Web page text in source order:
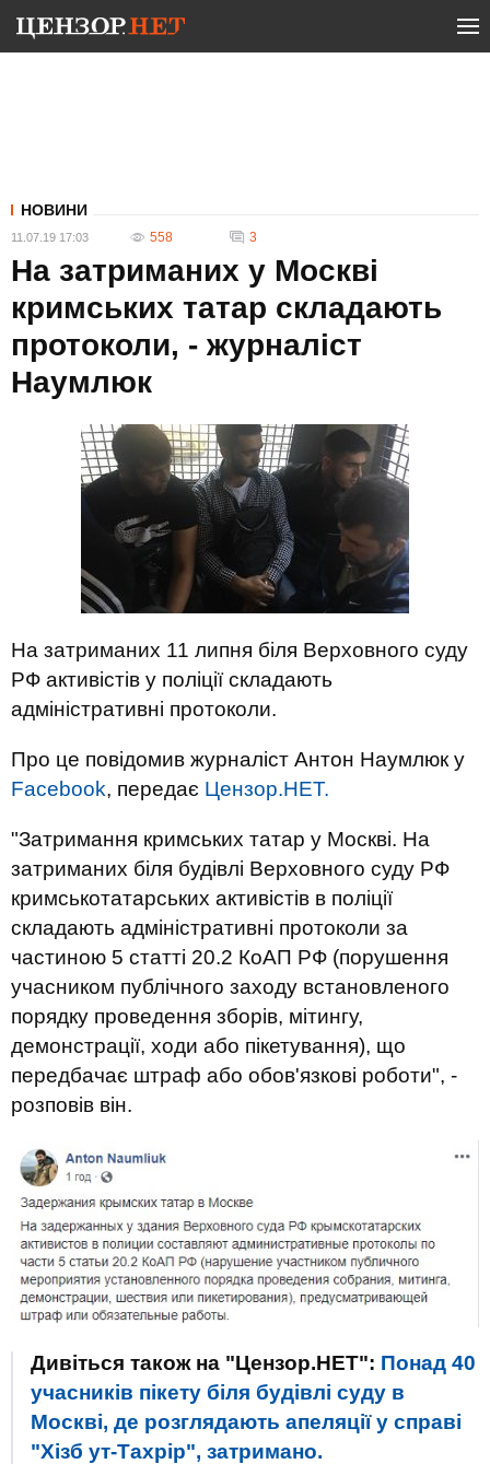
НОВИНИ
11.07.19 17:03 558 3
На затриманих у Москві
кримських татар складають
протоколи, - журналіст
Наумлюк
На затриманих 11 липня біля Верховного суду
РФ активістів у поліції складають
адміністративні протоколи.
Про це повідомив журналіст Антон Наумлюк у
Facebook, передає Цензор.НЕТ.
"Затримання кримських татар у Москві. На
затриманих біля будівлі Верховного суду РФ
кримськотатарських активістів в поліції
складають адміністративні протоколи за
частиною 5 статті 20.2 КоАП РФ (порушення
учасником публічного заходу встановленого
порядку проведення зборів, мітингу,
демонстрації, ходи або пікетування), що
передбачає штраф або обов'язкові роботи", -
розповів він.
Дивіться також на "Цензор.НЕТ": Понад 40
учасників пікету біля будівлі суду в
Москві, де розглядають апеляції у справі
"Хізб ут-Тахрір", затримано.